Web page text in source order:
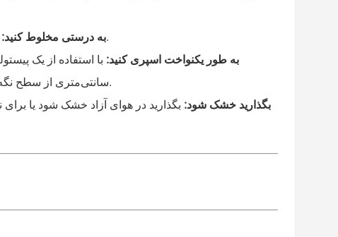
۲. به درستی مخلوط کنید:پوشش شفاف را با سفت کننده و رقیق کننده توصیه شده ترکیب کنید.
۳. به طور یکنواخت اسپری کنید:
سانتی‌متری از سطح نگه دارید. قبل از اضافه کردن لایه بعدی، اجازه دهید هر لایه چند دقیقه بماند.
۴. بگذارید خشک شود: بگذارید در هوای آزاد خشک شود یا